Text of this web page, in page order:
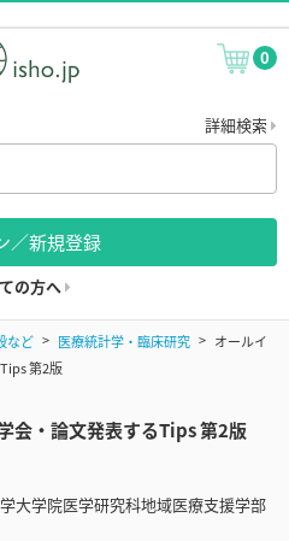
0
詳細検索
／新規登録
の方へ
など 医療統計学・臨床研究
オールイ
第2版
会・論文発表するTips 第2版
大学院医学研究科地域医療支援学部